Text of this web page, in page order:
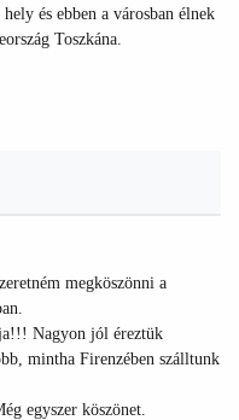
és ebben a városban élnek
Toszkána.
megköszönni a
Nagyon jól éreztük
mintha Firenzében szálltunk
egyszer köszönet.